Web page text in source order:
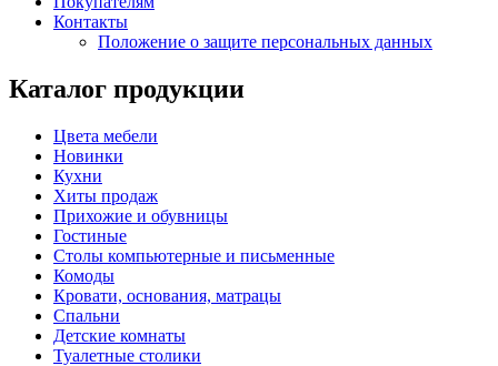
Контакты
Положение о защите персональных данных
Каталог продукции
Цвета мебели
Новинки
Кухни
Хиты продаж
Прихожие и обувницы
Гостиные
Столы компьютерные и письменные
Комоды
Кровати, основания, матрацы
Спальни
Детские комнаты
Туалетные столики